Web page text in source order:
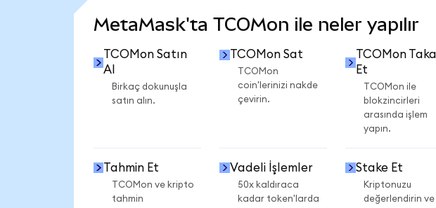
MetaMask'ta TCOMon ile neler yapılır
TCOMon Satın
Al
Birkaç dokunuşla
satın alın.
TCOMon Sat
TCOMon
coin'lerinizi nakde
çevirin.
TCOMon
Et
TCOMon ile
blokzincirleri
arasında işlem
yapın.
Tahmin Et
TCOMon ve kripto
tahmin
Vadeli İşlemler
50x kaldıraca
kadar token'larda
Stake Et
Kriptonuzu
değerlendirin ve